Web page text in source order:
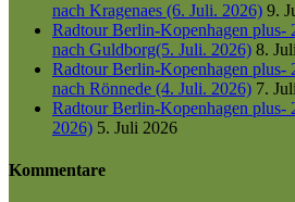
nach Kragenaes (6. Juli. 2026) 9.
Radtour Berlin-Kopenhagen plus-
nach Guldborg(5. Juli. 2026) 8.
Radtour Berlin-Kopenhagen plus-
nach Rönnede (4. Juli. 2026) 7.
Radtour Berlin-Kopenhagen plus-
2026) 5. Juli 2026
Kommentare